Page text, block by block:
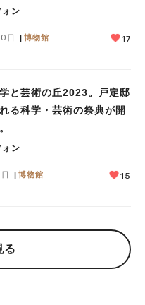
ォン
日 博物館 17
学と芸術の丘2023。戸定邸
る科学・芸術の祭典が開
ォン
博物館 15
る